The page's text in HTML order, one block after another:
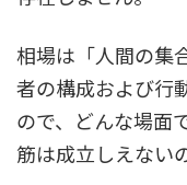
相場は「人間の集
者の構成および行
ので、どんな場面
筋は成立しえない